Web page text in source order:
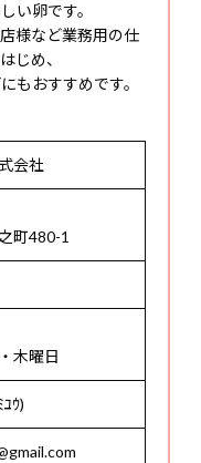
い卵です。
様など業務用の仕
じめ、
もおすすめです。
会社
町480-1
木曜日
ｳ)